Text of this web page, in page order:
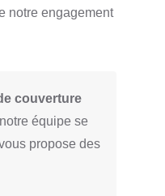
notre engagement
couverture
équipe se
propose des